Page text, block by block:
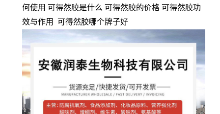
何使用 可得然胶是什么 可得然胶的价格 可得然胶功
效与作用 可得然胶哪个牌子好